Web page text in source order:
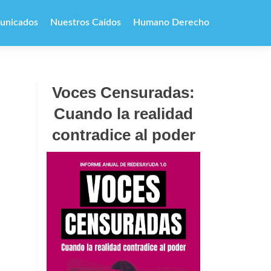
Nuestros Caídos Humano Derecho
Voces Censuradas:
Cuando la realidad
contradice al poder